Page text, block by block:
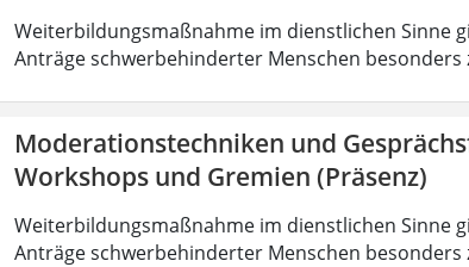
Weiterbildungsmaßnahme im dienstlichen Sinne
Anträge schwerbehinderter Menschen besonders
Moderationstechniken und
Workshops und Gremien (Präsenz)
Weiterbildungsmaßnahme im dienstlichen Sinne
Anträge schwerbehinderter Menschen besonders